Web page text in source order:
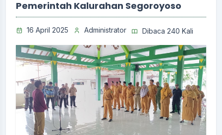
Pemerintah Kalurahan Segoroyoso
16 April 2025 Administrator Dibaca 240 Kali